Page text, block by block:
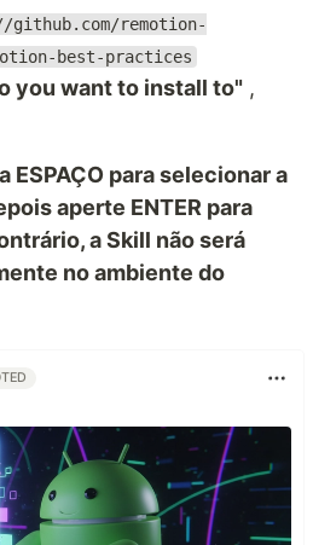
remotion-
best-practices
you want to install to" ,
ESPAÇO para selecionar a
aperte ENTER para
a Skill não será
no ambiente do